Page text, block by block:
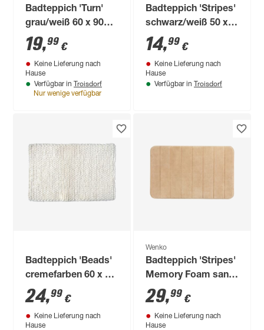
Badteppich 'Turn'
grau/weiß 60 x 90
cm
19,99 €
Keine Lieferung nach
Hause
Verfügbar in Troisdorf
Nur wenige verfügbar
Badteppich 'Stripes'
schwarz/weiß 50 x
80 cm
14,99 €
Keine Lieferung nach
Hause
Verfügbar in Troisdorf
Badteppich 'Beads'
cremefarben 60 x 90
cm
24,99 €
Keine Lieferung nach
Hause
Wenko
Badteppich 'Stripes'
Memory Foam sand
50 x 80 cm
29,99 €
Keine Lieferung nach
Hause